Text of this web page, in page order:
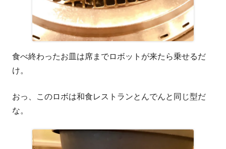
食べ終わったお皿は席までロボットが来たら乗せるだ
け。
おっ、このロボは和食レストランとんでんと同じ型だ
な。